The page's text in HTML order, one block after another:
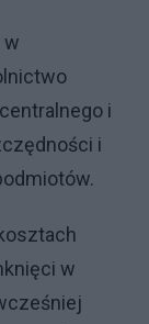
w
i
i
w